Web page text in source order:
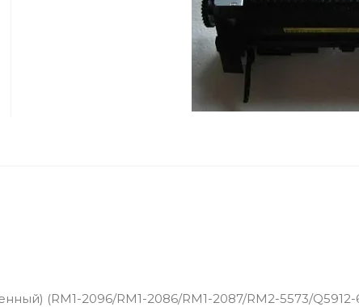
(RM1-2096/RM1-2086/RM1-2087/RM2-5573/Q5912-